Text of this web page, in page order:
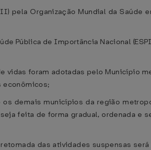
pela Organização Mundial da Saúde
Pública de Importância Nacional
vidas foram adotadas pelo Município
econômicos;
demais municípios da região
feita de forma gradual, ordenada e
das atividades suspensas